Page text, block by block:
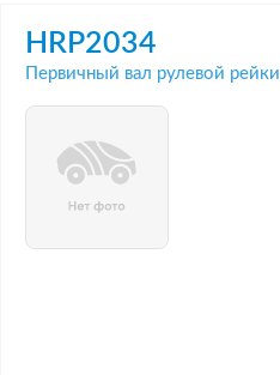
HRP2034
Первичный вал рулевой рейки